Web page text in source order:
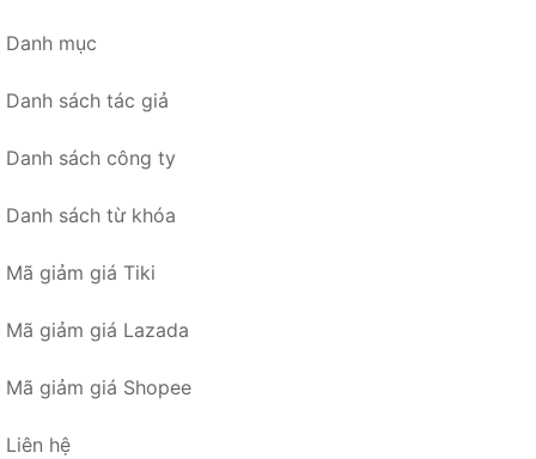
Danh mục
Danh sách tác giả
Danh sách công ty
Danh sách từ khóa
Mã giảm giá Tiki
Mã giảm giá Lazada
Mã giảm giá Shopee
Liên hệ